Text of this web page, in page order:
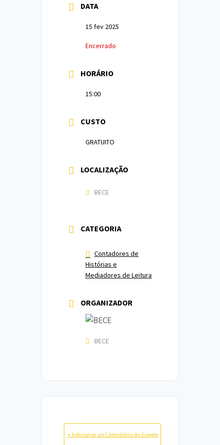
DATA
15 fev 2025
Encerrado
HORÁRIO
15:00
CUSTO
GRATUITO
LOCALIZAÇÃO
BECE
CATEGORIA
Contadores de
Histórias e
Mediadores de Leitura
ORGANIZADOR
BECE
+ Adicionar ao Calendário do Google